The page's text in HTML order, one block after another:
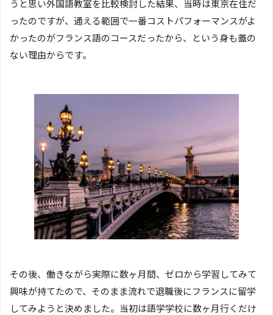
うと思い外国語教室を比較検討した結果、当時は東京在住だ
ったのですが、通える範囲で一番コストパフォーマンスがよ
かったのがフランス語のコースだったから、という身も蓋の
ない理由からです。
その後、働きながら実際に数ヶ月間、ゼロから学習してみて
興味が持てたので、そのまま流れで退職後にフランスに留学
してみようと決めました。当初は語学学校に数ヶ月行くだけ